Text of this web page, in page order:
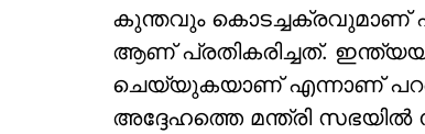
കുന്തവും കൊടച്ചക്രവുമാണ്
ആണ് പ്രതികരിച്ചത്.
ചെയ്യുകയാണ് എന്നാണ്
അദ്ദേഹത്തെ മന്ത്രി സഭയില്‍